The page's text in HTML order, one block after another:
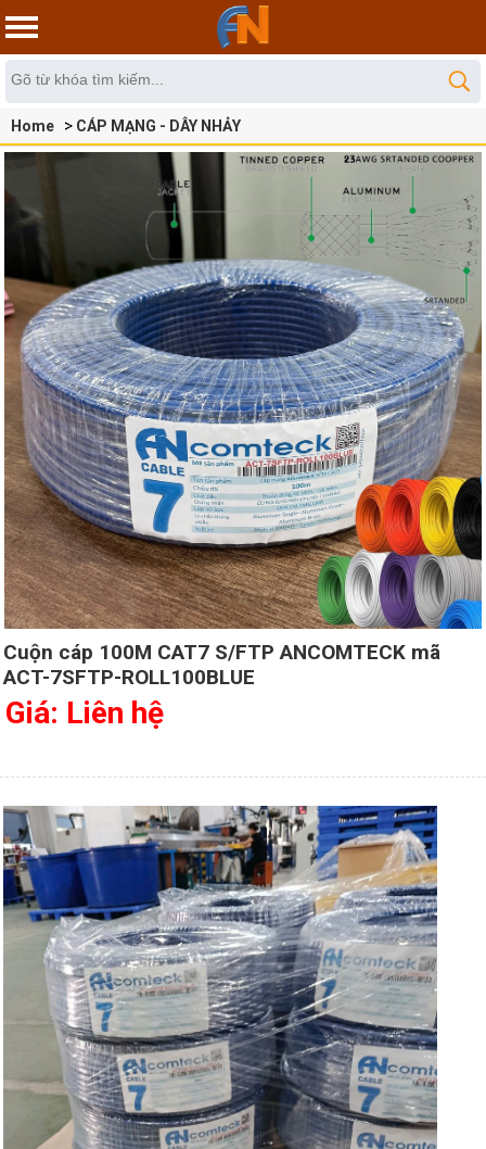
Home
CÁP MẠNG - DÂY NHẢY
Cáp Mạng Cat3-Cat5e-Cat6-Cat6A-Cat7-Cat8
Cuộn cáp 100M CAT7 S/FTP ANCOMTECK mã
ACT-7SFTP-ROLL100BLUE
Giá: Liên hệ